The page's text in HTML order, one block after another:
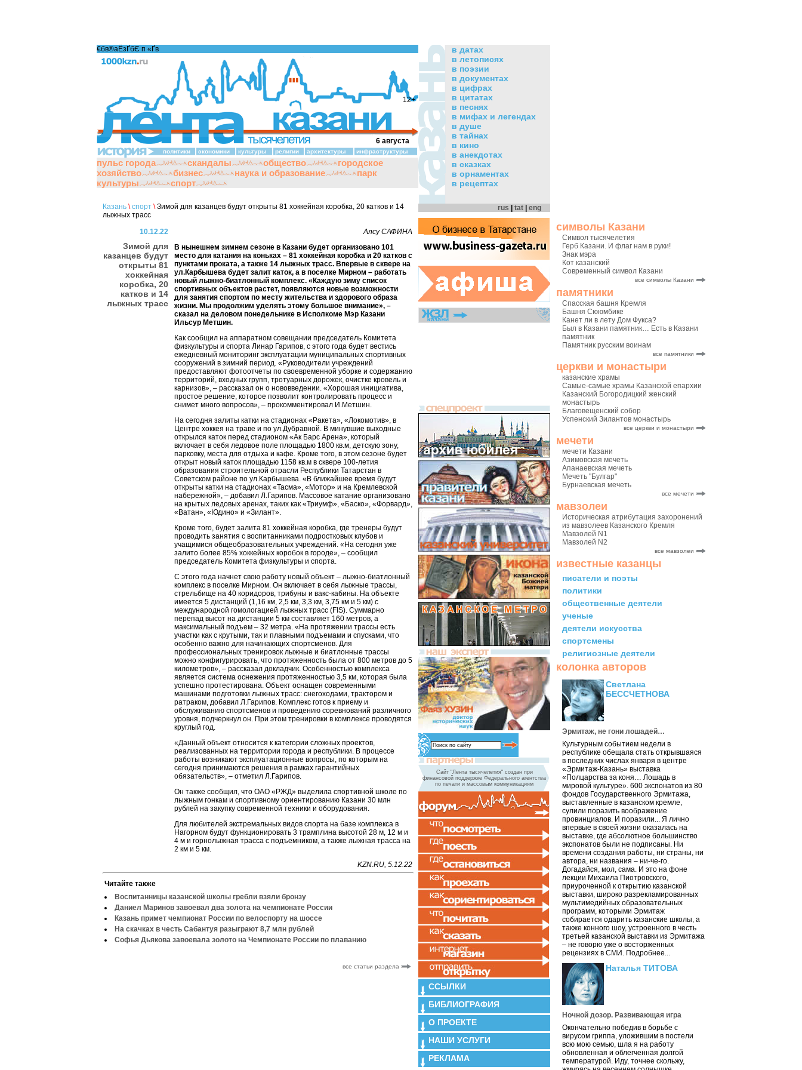
символы Казани
Символ тысячелетия
Герб Казани. И флаг нам в руки!
Знак мэра
Кот казанский
Современный символ Казани
все символы Казани
памятники
Спасская башня Кремля
Башня Сююмбике
Канет ли в лету Дом Фукса?
Был в Казани памятник… Есть в Казани
памятник
Памятник русским воинам
все памятники
церкви и монастыри
казанские храмы
Самые-самые храмы Казанской епархии
Казанский Богородицкий женский
монастырь
Благовещенский собор
Успенский Зилантов монастырь
все церкви и монастыри
мечети
мечети Казани
Азимовская мечеть
Апанаевская мечеть
Мечеть "Булгар"
Бурнаевская мечеть
все мечети
мавзолеи
Историческая атрибутация захоронений
из мавзолеев Казанского Кремля
Мавзолей N1
Мавзолей N2
все мавзолеи
известные казанцы
писатели и поэты
политики
общественные деятели
ученые
деятели искусства
спортсмены
религиозные деятели
колонка авторов
Светлана
БЕССЧЕТНОВА
Эрмитаж, не гони лошадей…
Культурным событием недели в
республике обещала стать открывшаяся
в последних числах января в центре
«Эрмитаж-Казань» выставка
«Полцарства за коня… Лошадь в
мировой культуре». 600 экспонатов из 80
фондов Государственного Эрмитажа,
выставленные в казанском кремле,
сулили поразить воображение
провинциалов. И поразили... Я лично
впервые в своей жизни оказалась на
выставке, где абсолютное большинство
экспонатов были не подписаны. Ни
времени создания работы, ни страны, ни
автора, ни названия – ни-че-го.
Догадайся, мол, сама. И это на фоне
лекции Михаила Пиотровского,
приуроченной к открытию казанской
выставки, широко разрекламированных
мультимедийных образовательных
программ, которыми Эрмитаж
собирается одарить казанские школы, а
также конного шоу, устроенного в честь
третьей казанской выставки из Эрмитажа
– не говорю уже о восторженных
рецензиях в СМИ. Подробнее...
Наталья ТИТОВА
Ночной дозор. Развивающая игра
Окончательно победив в борьбе с
вирусом гриппа, уложившим в постели
всю мою семью, шла я на работу
обновленная и облегченная долгой
температурой. Иду, точнее скольжу,
12+
€бв®аЁзҐбЄ п «Ґ­в
6 августа
политики экономики культуры религии архитектуры инфраструктуры
пульс города скандалы общество
городское
хозяйство
бизнес наука и образование
парк
культуры
спорт
Казань \ спорт \Зимой для казанцев будут открыты 81 хоккейная коробка, 20 катков и 14
лыжных трасс
10.12.22
Зимой для
казанцев будут
открыты 81
хоккейная
коробка, 20
катков и 14
лыжных трасс
Алсу САФИНА
В нынешнем зимнем сезоне в Казани будет организовано 101
место для катания на коньках – 81 хоккейная коробка и 20 катков с
пунктами проката, а также 14 лыжных трасс. Впервые в сквере на
ул.Карбышева будет залит каток, а в поселке Мирном – работать
новый лыжно-биатлонный комплекс. «Каждую зиму список
спортивных объектов растет, появляются новые возможности
для занятия спортом по месту жительства и здорового образа
жизни. Мы продолжим уделять этому большое внимание», –
сказал на деловом понедельнике в Исполкоме Мэр Казани
Ильсур Метшин.
Как сообщил на аппаратном совещании председатель Комитета
физкультуры и спорта Линар Гарипов, с этого года будет вестись
ежедневный мониторинг эксплуатации муниципальных спортивных
сооружений в зимний период. «Руководители учреждений
предоставляют фотоотчеты по своевременной уборке и содержанию
территорий, входных групп, тротуарных дорожек, очистке кровель и
карнизов», – рассказал он о нововведении. «Хорошая инициатива,
простое решение, которое позволит контролировать процесс и
снимет много вопросов», – прокомментировал И.Метшин.
На сегодня залиты катки на стадионах «Ракета», «Локомотив», в
Центре хоккея на траве и по ул.Дубравной. В минувшие выходные
открылся каток перед стадионом «Ак Барс Арена», который
включает в себя ледовое поле площадью 1800 кв.м, детскую зону,
парковку, места для отдыха и кафе. Кроме того, в этом сезоне будет
открыт новый каток площадью 1158 кв.м в сквере 100-летия
образования строительной отрасли Республики Татарстан в
Советском районе по ул.Карбышева. «В ближайшее время будут
открыты катки на стадионах «Тасма», «Мотор» и на Кремлевской
набережной», – добавил Л.Гарипов. Массовое катание организовано
на крытых ледовых аренах, таких как «Триумф», «Баско», «Форвард»,
«Ватан», «Юдино» и «Зилант».
Кроме того, будет залита 81 хоккейная коробка, где тренеры будут
проводить занятия с воспитанниками подростковых клубов и
учащимися общеобразовательных учреждений. «На сегодня уже
залито более 85% хоккейных коробок в городе», – сообщил
председатель Комитета физкультуры и спорта.
С этого года начнет свою работу новый объект – лыжно-биатлонный
комплекс в поселке Мирном. Он включает в себя лыжные трассы,
стрельбище на 40 коридоров, трибуны и вакс-кабины. На объекте
имеется 5 дистанций (1,16 км, 2,5 км, 3,3 км, 3,75 км и 5 км) с
международной гомологацией лыжных трасс (FIS). Суммарно
перепад высот на дистанции 5 км составляет 160 метров, а
максимальный подъем – 32 метра. «На протяжении трассы есть
участки как с крутыми, так и плавными подъемами и спусками, что
особенно важно для начинающих спортсменов. Для
профессиональных тренировок лыжные и биатлонные трассы
можно конфигурировать, что протяженность была от 800 метров до 5
километров», – рассказал докладчик. Особенностью комплекса
является система оснежения протяженностью 3,5 км, которая была
успешно протестирована. Объект оснащен современными
машинами подготовки лыжных трасс: снегоходами, трактором и
ратраком, добавил Л.Гарипов. Комплекс готов к приему и
обслуживанию спортсменов и проведению соревнований различного
уровня, подчеркнул он. При этом тренировки в комплексе проводятся
круглый год.
«Данный объект относится к категории сложных проектов,
реализованных на территории города и республики. В процессе
работы возникают эксплуатационные вопросы, по которым на
сегодня принимаются решения в рамках гарантийных
обязательств», – отметил Л.Гарипов.
Он также сообщил, что ОАО «РЖД» выделила спортивной школе по
лыжным гонкам и спортивному ориентированию Казани 30 млн
рублей на закупку современной техники и оборудования.
Для любителей экстремальных видов спорта на базе комплекса в
Нагорном будут функционировать 3 трамплина высотой 28 м, 12 м и
4 м и горнолыжная трасса с подъемником, а также лыжная трасса на
2 км и 5 км.
KZN.RU, 5.12.22
Читайте также
Воспитанницы казанской школы гребли взяли бронзу
Даниел Маринов завоевал два золота на чемпионате России
Казань примет чемпионат России по велоспорту на шоссе
На скачках в честь Сабантуя разыграют 8,7 млн рублей
Софья Дьякова завоевала золото на Чемпионате России по плаванию
все статьи раздела
в датах
в летописях
в поэзии
в документах
в цифрах
в цитатах
в песнях
в мифах и легендах
в душе
в тайнах
в кино
в анекдотах
в сказках
в орнаментах
в рецептах
rus tat eng
Сайт "Лента тысячелетия" создан при
финансовой поддержке Федерального агентства
по печати и массовым коммуникациям
ССЫЛКИ
БИБЛИОГРАФИЯ
О ПРОЕКТЕ
НАШИ УСЛУГИ
РЕКЛАМА